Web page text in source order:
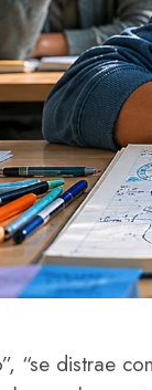
“se distrae